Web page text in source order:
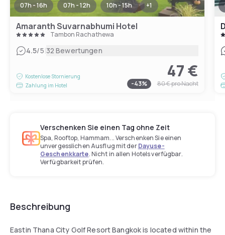
07h - 16h 07h - 12h 10h - 15h +1
Amaranth Suvarnabhumi Hotel
Tambon Rachathewa
4.5/5|32 Bewertungen
Kostenlose Stornierung
Zahlung im Hotel
47 €
-43% 80 €pro Nacht
Verschenken Sie einen Tag ohne Zeit
Spa, Rooftop, Hammam... Verschenken Sie einen
unvergesslichen Ausflug mit derDayuse-
Geschenkkarte. Nicht in allen Hotels verfügbar.
Verfügbarkeit prüfen.
Beschreibung
Eastin Thana City Golf Resort Bangkok is located within the